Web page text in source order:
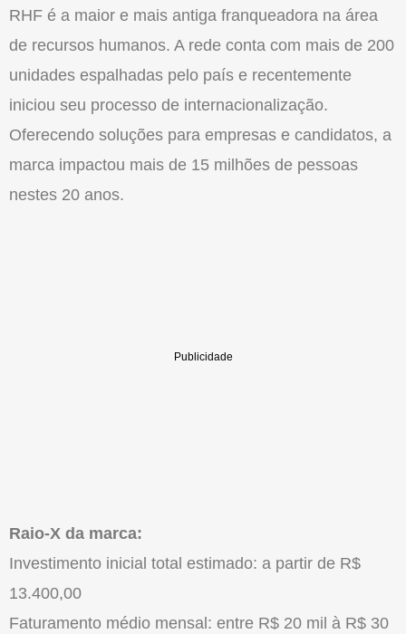
RHF é a maior e mais antiga franqueadora na área
de recursos humanos. A rede conta com mais de 200
unidades espalhadas pelo país e recentemente
iniciou seu processo de internacionalização.
Oferecendo soluções para empresas e candidatos, a
marca impactou mais de 15 milhões de pessoas
nestes 20 anos.
Raio-X da marca:
Investimento inicial total estimado: a partir de R$
13.400,00
Faturamento médio mensal: entre R$ 20 mil à R$ 30